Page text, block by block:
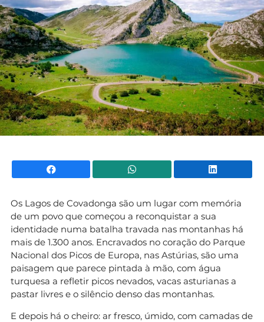
Facebook WhatsApp
Os Lagos de Covadonga são um lugar com memória
de um povo que começou a reconquistar a sua
identidade numa batalha travada nas montanhas há
mais de 1.300 anos. Encravados no coração do Parque
Nacional dos Picos de Europa, nas Astúrias, são uma
paisagem que parece pintada à mão, com água
turquesa a refletir picos nevados, vacas asturianas a
pastar livres e o silêncio denso das montanhas.
E depois há o cheiro: ar fresco, úmido, com camadas de